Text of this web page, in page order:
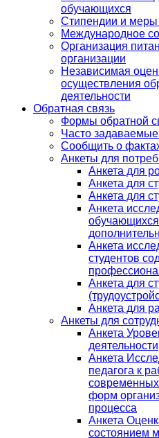
обучающихся
Стипендии и
Международное
Организация
организации
Независимая
осуществления
деятельности
Обратная связь
Формы обратной
Часто
Сообщить о
Анкеты для
Анкета для
Анкета для
Анкета для
Анкета
Анкета
студентов
Анкета для
Анкета для
Анкеты для
Анкета
деятельности
Анкета
педагога к
современных
форм
процесса
Анкета
состоянием